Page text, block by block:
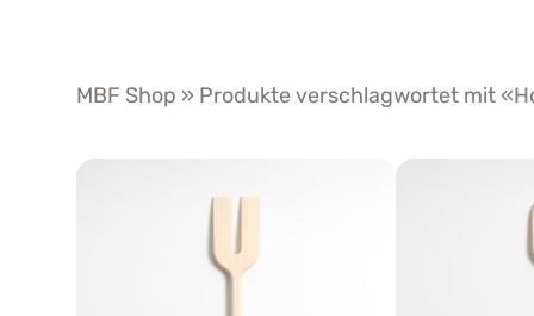
MBF Shop » Produkte verschlagwortet mit